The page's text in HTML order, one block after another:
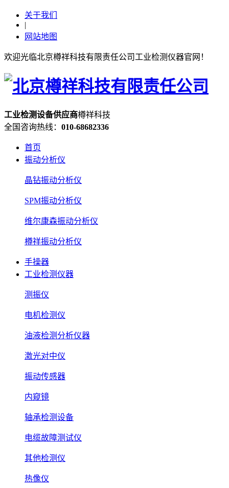
关于我们
|
网站地图
欢迎光临北京樽祥科技有限责任公司工业检测仪器官网！
工业检测设备供应商樽祥科技
全国咨询热线： 010-68682336
首页
振动分析仪
晶钻振动分析仪
SPM振动分析仪
维尔康森振动分析仪
樽祥振动分析仪
手操器
工业检测仪器
测振仪
电机检测仪
油液检测分析仪器
激光对中仪
振动传感器
内窥镜
轴承检测设备
电缆故障测试仪
其他检测仪
热像仪